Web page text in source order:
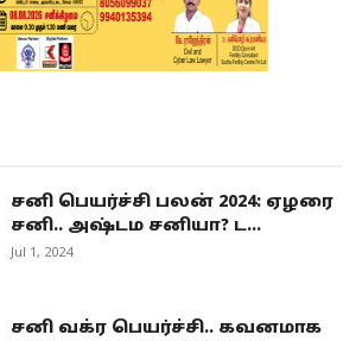
சனி பெயர்ச்சி பலன் 2024: ஏழரை
சனி.. அஷ்டம சனியா? ட...
Jul 1, 2024
சனி வக்ர பெயர்ச்சி.. கவனமாக